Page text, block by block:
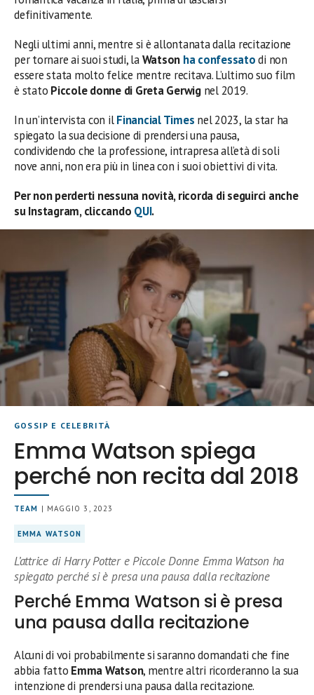
definitivamente.
Negli ultimi anni, mentre si è allontanata dalla recitazione
per tornare ai suoi studi, laWatson ha confessatodi non
essere stata molto felice mentre recitava. L’ultimo suo film
è stato Piccole donne di Greta Gerwignel 2019.
In un’intervista con ilFinancial Times nel 2023, la star ha
spiegato la sua decisione di prendersi una pausa,
condividendo che la professione, intrapresa all’età di soli
nove anni, non era più in linea con i suoi obiettivi di vita.
Per non perderti nessuna novità, ricorda di seguirci anche
su Instagram, cliccando QUI.
GOSSIP E CELEBRITÀ
Emma Watson spiega
perché non recita dal 2018
TEAM | MAGGIO 3, 2023
EMMA WATSON
L’attrice di Harry Potter e Piccole Donne Emma Watson ha
spiegato perché si è presa una pausa dalla recitazione
Perché Emma Watson si è presa
una pausa dalla recitazione
Alcuni di voi probabilmente si saranno domandati che fine
abbia fatto EmmaWatson, mentre altri ricorderanno la sua
intenzione di prendersi una pausa dalla recitazione.